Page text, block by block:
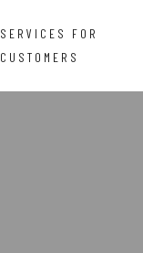
SERVICES FOR
CUSTOMERS